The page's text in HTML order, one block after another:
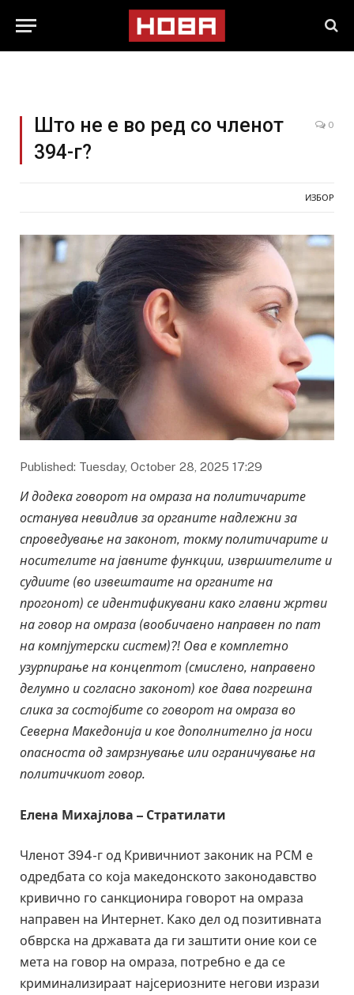
Што не е во ред со членот
394-г?
0
ИЗБОР
Published: Tuesday, October 28, 2025 17:29
И додека говорот на омраза на политичарите
останува невидлив за органите надлежни за
спроведување на законот, токму политичарите и
носителите на јавните функции, извршителите и
судиите (во извештаите на органите на
прогонот) се идентификувани како главни жртви
на говор на омраза (вообичаено направен по пат
на компјутерски систем)?! Ова е комплетно
узурпирање на концептот (смислено, направено
делумно и согласно законот) кое дава погрешна
слика за состојбите со говорот на омраза во
Северна Македонија и кое дополнително ја носи
опасноста од замрзнување или ограничување на
политичкиот говор.
Елена Михајлова – Стратилати
Членот 394-г од Кривичниот законик на РСМ е
одредбата со која македонското законодавство
кривично го санкционира говорот на омраза
направен на Интернет. Како дел од позитивната
обврска на државата да ги заштити оние кои се
мета на говор на омраза, потребно е да се
криминализираат најсериозните негови изрази